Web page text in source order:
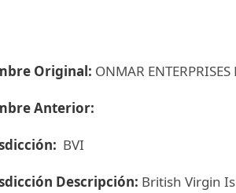
Original: ONMAR
Anterior:
BVI
Descripción: British Virgin